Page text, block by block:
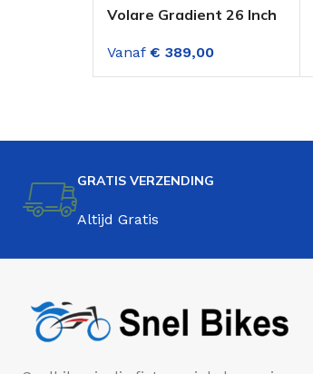
Volare Gradient 26 Inch
Blauw 7 Versnellingen
Vanaf € 389,00
GRATIS VERZENDING
Altijd Gratis